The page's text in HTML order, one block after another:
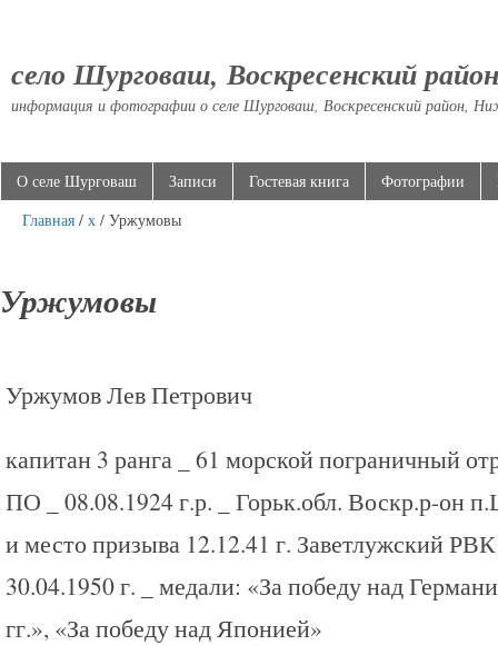
село Шурговаш, Воскресенский район
информация и фотографии о селе Шурговаш, Воскресенский район,
О селе Шурговаш Записи Гостевая книга Фотографии
Главная / х / Уржумовы
Уржумовы
Уржумов Лев Петрович
капитан 3 ранга _ 61 морской пограничный
ПО _ 08.08.1924 г.р. _ Горьк.обл. Воскр.р-он
и место призыва 12.12.41 г. Заветлужский
30.04.1950 г. _ медали: «За победу над
гг.», «За победу над Японией»